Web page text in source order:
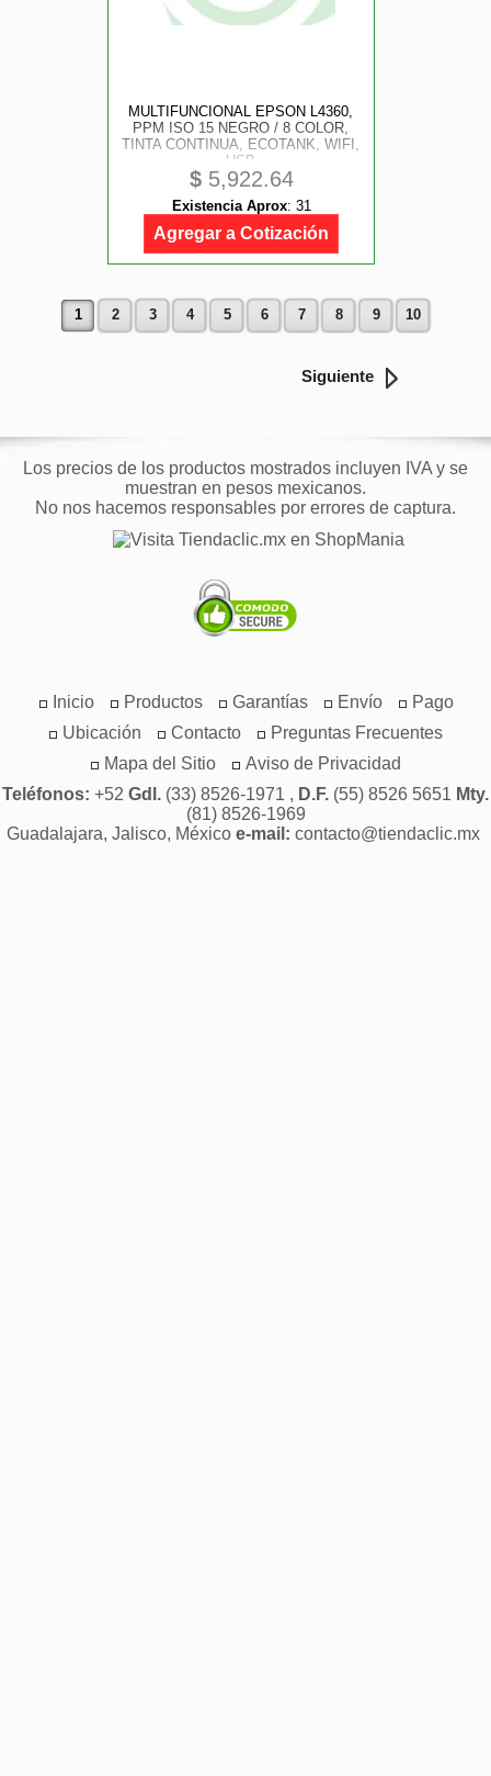
MULTIFUNCIONAL EPSON L4360,
PPM ISO 15 NEGRO / 8 COLOR,
TINTA CONTINUA, ECOTANK, WIFI,
USB
$5,922.64
Existencia Aprox: 31
Agregar a Cotización
1 2 3 4 5 6 7 8 9 10
Siguiente
Los precios de los productos mostrados incluyen IVA y se
muestran en pesos mexicanos.
No nos hacemos responsables por errores de captura.
Inicio Productos Garantías Envío
Pago
Ubicación
Contacto
Preguntas Frecuentes
Mapa del Sitio
Aviso de Privacidad
Teléfonos: +52 Gdl. (33) 8526-1971 , D.F. (55) 8526 5651 Mty.
(81) 8526-1969
Guadalajara, Jalisco, México e-mail: contacto@tiendaclic.mx